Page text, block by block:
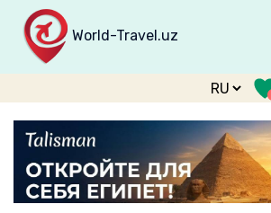
World-Travel.uz
Главная
Направления
Туры
Тур. фирмы